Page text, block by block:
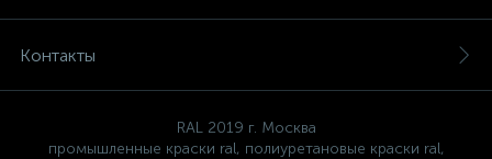
Контакты
RAL 2019 г. Москва
промышленные краски ral, полиуретановые краски ral,